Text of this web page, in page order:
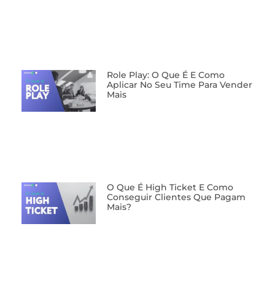
Role Play: O Que É E Como
Aplicar No Seu Time Para Vender
Mais
O Que É High Ticket E Como
Conseguir Clientes Que Pagam
Mais?